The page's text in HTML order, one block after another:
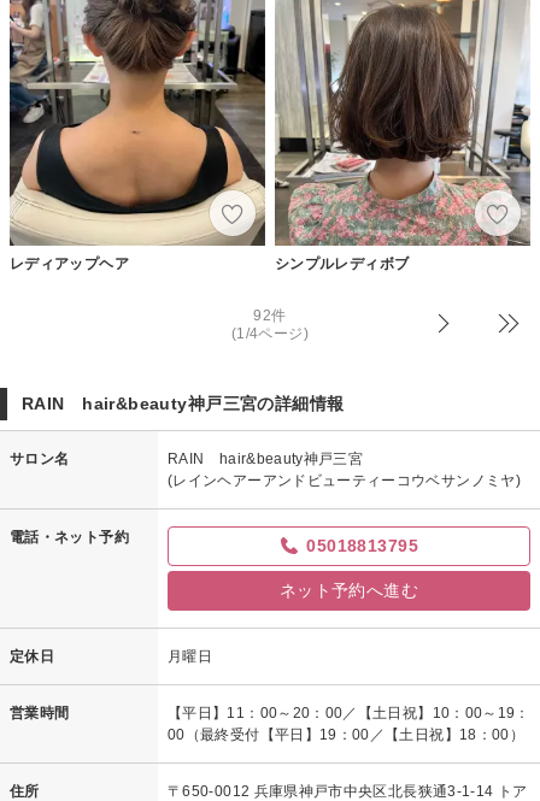
レディアップヘア シンプルレディボブ
92件
(1/4ページ)
RAIN hair&beauty神戸三宮の詳細情報
サロン名
RAIN hair&beauty神戸三宮
(レインヘアーアンドビューティーコウベサンノミヤ)
電話・ネット予約 05018813795
ネット予約へ進む
定休日 月曜日
営業時間
【平日】11：00～20：00／【土日祝】10：00～19：
00（最終受付【平日】19：00／【土日祝】18：00）
住所
〒650-0012 兵庫県神戸市中央区北長狭通3-1-14 トア